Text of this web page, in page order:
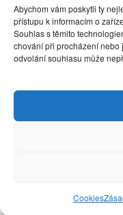
Abychom vám poskytli ty
přístupu k informacím o
Souhlas s těmito
chování při procházení nebo
odvolání souhlasu může
Cookies
Účastník
Ta živost telat, to je
až přejde zima a
samozřejmě, jak vám
Mléko k pití používáme
zkusila udělat jogurty a
dělat až tak po třech
poznáte, jak se bude
16.5.2016 v 11:53